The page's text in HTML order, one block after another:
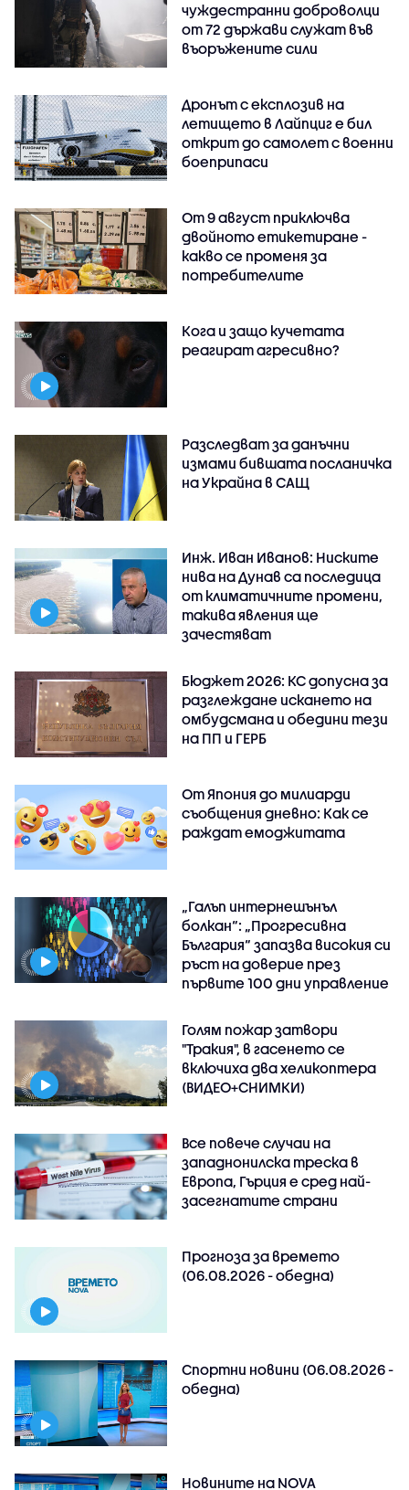
чуждестранни доброволци
от 72 държави служат във
въоръжените сили
Дронът с експлозив на
летището в Лайпциг е бил
открит до самолет с военни
боеприпаси
От 9 август приключва
двойното етикетиране -
какво се променя за
потребителите
Кога и защо кучетата
реагират агресивно?
Разследват за данъчни
измами бившата посланичка
на Украйна в САЩ
Инж. Иван Иванов: Ниските
нива на Дунав са последица
от климатичните промени,
такива явления ще
зачестяват
Бюджет 2026: КС допусна за
разглеждане искането на
омбудсмана и обедини тези
на ПП и ГЕРБ
От Япония до милиарди
съобщения дневно: Как се
раждат емоджитата
„Галъп интернешънъл
болкан“: „Прогресивна
България“ запазва високия си
ръст на доверие през
първите 100 дни управление
Голям пожар затвори
"Тракия", в гасенето се
включиха два хеликоптера
(ВИДЕО+СНИМКИ)
Все повече случаи на
западнонилска треска в
Европа, Гърция е сред най-
засегнатите страни
Прогноза за времето
(06.08.2026 - обедна)
Спортни новини (06.08.2026 -
обедна)
Новините на NOVA